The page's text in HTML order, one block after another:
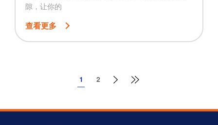
隙，让你的
查看更多
1 2